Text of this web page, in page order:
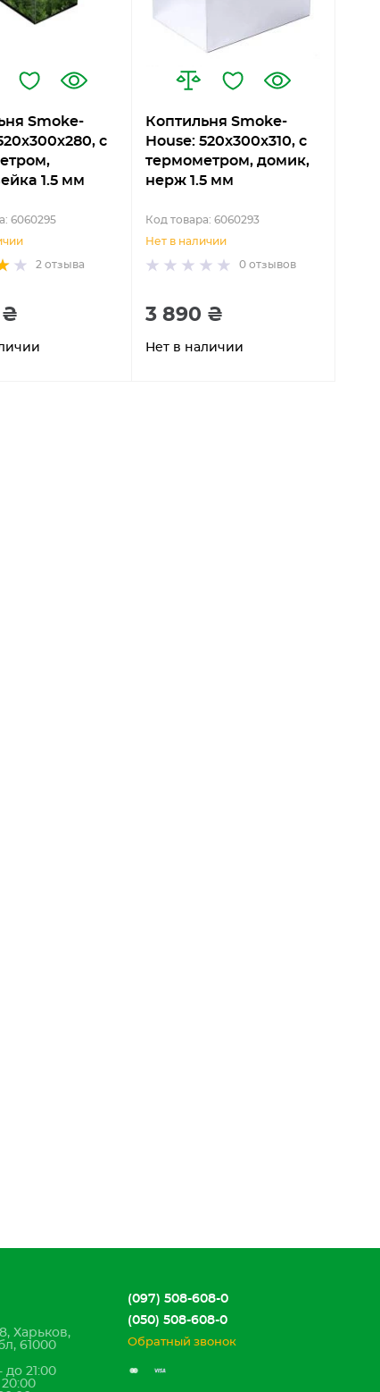
Smoke-
с
1.5 мм
6060295
2 отзыва
₴
Коптильня Smoke-
House: 520x300x310, с
термометром, домик,
нерж 1.5 мм
Код товара: 6060293
Нет в наличии
0 отзывов
3 890 ₴
Нет в наличии
Харьков,
61000
до 21:00
(097) 508-608-0
(050) 508-608-0
Обратный звонок